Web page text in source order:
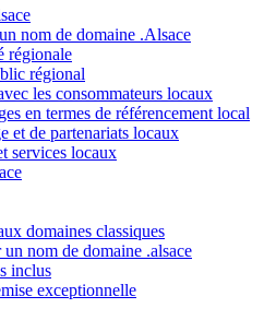
nom de domaine .Alsace
régionale
régional
les consommateurs locaux
en termes de référencement local
et de partenariats locaux
services locaux
domaines classiques
nom de domaine .alsace
inclus
exceptionnelle